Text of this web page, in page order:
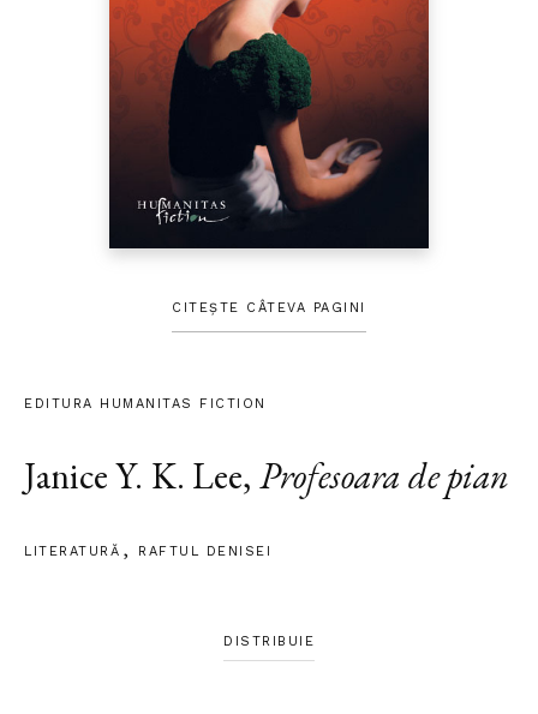
CITEȘTE CÂTEVA PAGINI
EDITURA HUMANITAS FICTION
Janice Y. K. Lee, Profesoara de pian
LITERATURĂ RAFTUL DENISEI
DISTRIBUIE